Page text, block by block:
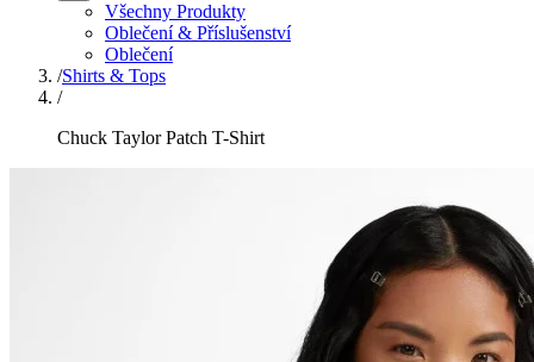
Všechny Produkty
Oblečení & Příslušenství
Oblečení
/Shirts & Tops
/
Chuck Taylor Patch T-Shirt